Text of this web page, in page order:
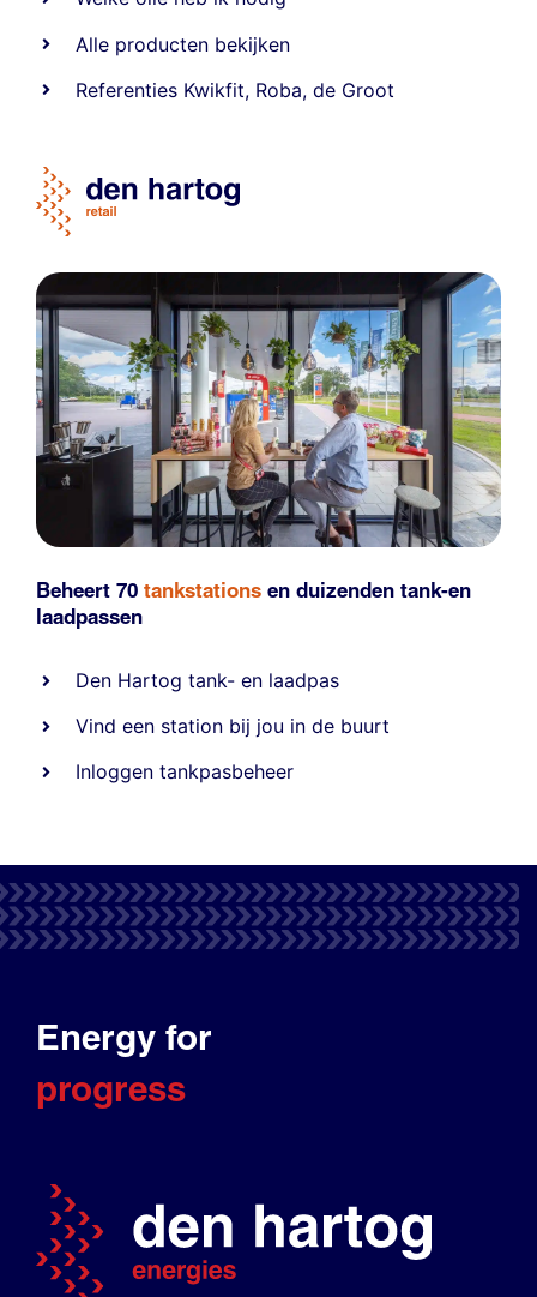
Alle producten bekijken
Referenties Kwikfit, Roba,de Groot
Beheert 70 tankstations en duizenden tank-en
laadpassen
Den Hartog tank- en laadpas
Vind een station bij jou in de buurt
Inloggen tankpasbeheer
Energy for
progress